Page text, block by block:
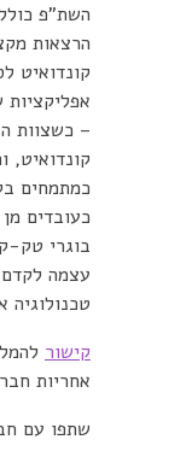
השת"פ
הרצאות
קונדואיט
אפליקציות
– כשצוות
קונדואיט,
כמתמחים
בוגרי טק-
עצמה
קישור
אחריות
שתפו עם